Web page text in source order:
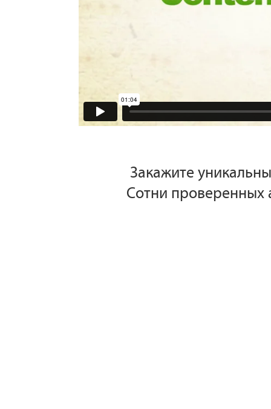
Недавно начал пользоваться контентмонстром
компетентная и оперативная. Спасибо команде
Закажите
Сотни проверенных